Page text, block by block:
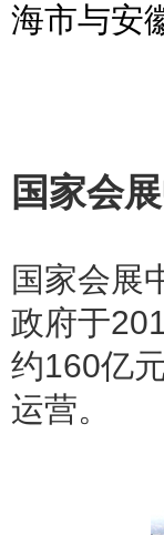
海市与安
国家会
国家会展
政府于
约160亿
运营。